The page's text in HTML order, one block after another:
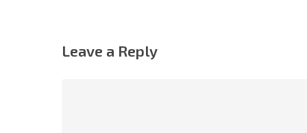
Leave a Reply